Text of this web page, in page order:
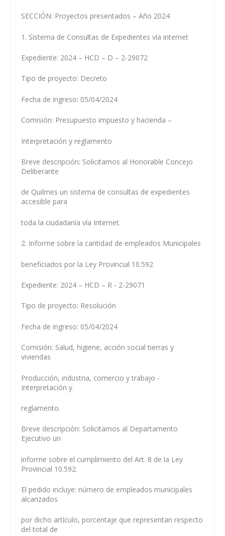
SECCIÓN: Proyectos presentados – Año 2024
1. Sistema de Consultas de Expedientes vía internet
Expediente: 2024 – HCD – D – 2-29072
Tipo de proyecto: Decreto
Fecha de ingreso: 05/04/2024
Comisión: Presupuesto impuesto y hacienda –
Interpretación y reglamento
Breve descripción: Solicitamos al Honorable Concejo
Deliberante
de Quilmes un sistema de consultas de expedientes
accesible para
toda la ciudadanía vía Internet.
2. Informe sobre la cantidad de empleados Municipales
beneficiados por la Ley Provincial 10.592
Expediente: 2024 – HCD – R - 2-29071
Tipo de proyecto: Resolución
Fecha de ingreso: 05/04/2024
Comisión: Salud, higiene, acción social tierras y
viviendas
Producción, industria, comercio y trabajo -
Interpretación y
reglamento.
Breve descripción: Solicitamos al Departamento
Ejecutivo un
informe sobre el cumplimiento del Art. 8 de la Ley
Provincial 10.592.
El pedido incluye: número de empleados municipales
alcanzados
por dicho artículo, porcentaje que representan respecto
del total de